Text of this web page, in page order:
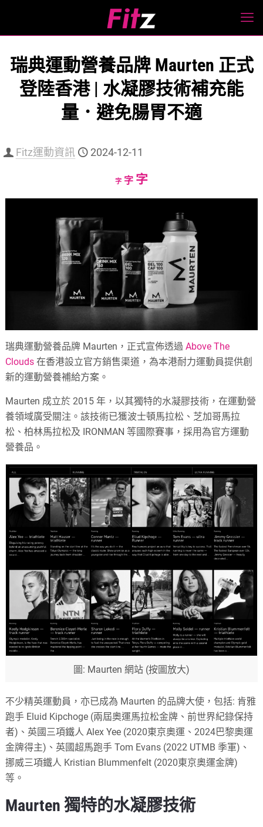
瑞典運動營養品牌 Maurten 正式
登陸香港 | 水凝膠技術補充能
量．避免腸胃不適
Fitz運動資訊 2024-12-11
字Decrease
字Reset
字Increase
瑞典運動營養品牌 Maurten，正式宣佈透過Above The
Clouds 在香港設立官方銷售渠道，為本港耐力運動員提供創
新的運動營養補給方案。
Maurten 成立於 2015 年，以其獨特的水凝膠技術，在運動營
養領域廣受關注。該技術已獲波士頓馬拉松、芝加哥馬拉
松、柏林馬拉松及 IRONMAN 等國際賽事，採用為官方運動
營養品。
圖: Maurten 網站 (按圖放大)
不少精英運動員，亦已成為 Maurten 的品牌大使，包括: 肯雅
跑手 Eluid Kipchoge (兩屆奧運馬拉松金牌、前世界紀錄保持
者)、英國三項鐵人 Alex Yee (2020東京奧運、2024巴黎奧運
金牌得主)、英國超馬跑手 Tom Evans (2022 UTMB 季軍)、
挪威三項鐵人 Kristian Blummenfelt (2020東京奧運金牌)
等。
Maurten 獨特的水凝膠技術